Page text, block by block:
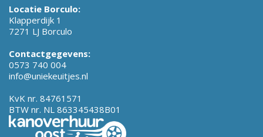
Locatie Borculo:
Klapperdijk 1
7271 LJ Borculo
Contactgegevens:
0573 740 004
info@uniekeuitjes.nl
KvK nr. 84761571
BTW nr. NL 863345438B01